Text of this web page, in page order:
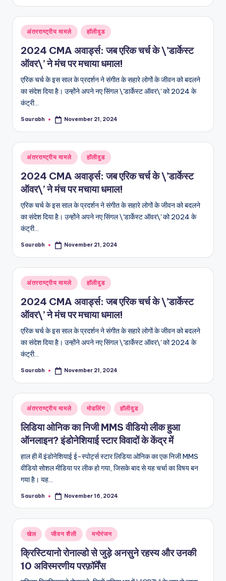
Posted
in
अंतरराष्ट्रीय मामले हॉलीवुड
2024 CMA अवार्ड्स: जब एरिक चर्च के \’डार्केस्ट
ऑवर\’ ने मंच पर मचाया धमाल!
एरिक चर्च के इस साल के प्रदर्शन ने संगीत के सहारे लोगों के जीवन को बदलने
का संदेश दिया है। उन्होंने अपने नए सिंगल \'डार्केस्ट ऑवर\' को 2024 के
कंट्री…
Posted
Saurabh November 21, 2024
Posted
in
अंतरराष्ट्रीय मामले हॉलीवुड
2024 CMA अवार्ड्स: जब एरिक चर्च के \’डार्केस्ट
ऑवर\’ ने मंच पर मचाया धमाल!
एरिक चर्च के इस साल के प्रदर्शन ने संगीत के सहारे लोगों के जीवन को बदलने
का संदेश दिया है। उन्होंने अपने नए सिंगल \'डार्केस्ट ऑवर\' को 2024 के
कंट्री…
Posted
Saurabh November 21, 2024
Posted
in
अंतरराष्ट्रीय मामले हॉलीवुड
2024 CMA अवार्ड्स: जब एरिक चर्च के \’डार्केस्ट
ऑवर\’ ने मंच पर मचाया धमाल!
एरिक चर्च के इस साल के प्रदर्शन ने संगीत के सहारे लोगों के जीवन को बदलने
का संदेश दिया है। उन्होंने अपने नए सिंगल \'डार्केस्ट ऑवर\' को 2024 के
कंट्री…
Posted
Saurabh November 21, 2024
Posted
in
अंतरराष्ट्रीय मामले मोडलिंग हॉलीवुड
लिडिया ओनिक का निजी MMS वीडियो लीक हुआ
ऑनलाइन? इंडोनेशियाई स्टार विवादों के केंद्र में
हाल ही में इंडोनेशियाई ई-स्पोर्ट्स स्टार लिडिया ओनिक का एक निजी MMS
वीडियो सोशल मीडिया पर लीक हो गया, जिसके बाद से यह चर्चा का विषय बन
गया है। यह…
Posted
Saurabh November 16, 2024
Posted
in
खेल जीवन शैली मनोरंजन
क्रिस्टियानो रोनाल्डो से जुड़े अनसुने रहस्य और उनकी
10 अविस्मरणीय परफ़ॉर्मेंस